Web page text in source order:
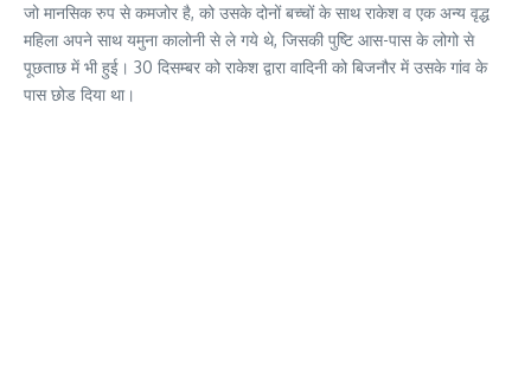
जो मानसिक रुप से कमजोर है, को उसके दोनों बच्चों के साथ राकेश व एक अन्य वृद्ध
महिला अपने साथ यमुना कालोनी से ले गये थे, जिसकी पुष्टि आस-पास के लोगो से
पूछताछ में भी हुई। 30 दिसम्बर को राकेश द्वारा वादिनी को बिजनौर में उसके गांव के
पास छोड दिया था।